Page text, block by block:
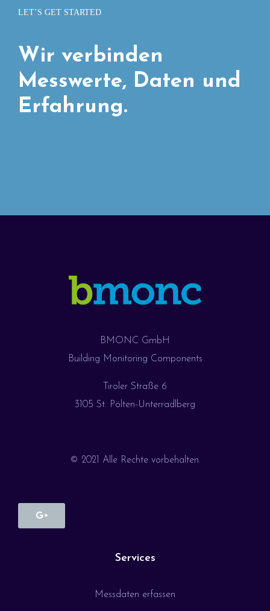
LET’S GET STARTED
Wir verbinden
Messwerte, Daten und
Erfahrung.
BMONC GmbH
Building Monitoring Components
Tiroler Straße 6
3105 St. Pölten-Unterradlberg
© 2021 Alle Rechte vorbehalten.
Services
Messdaten erfassen